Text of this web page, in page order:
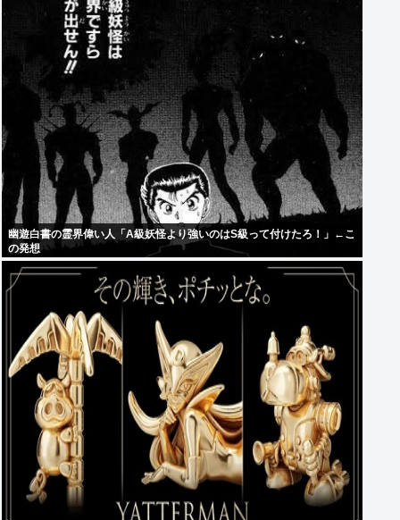
幽遊白書の霊界偉い人「A級妖怪より強いのはS級って付けたろ！」←こ
の発想